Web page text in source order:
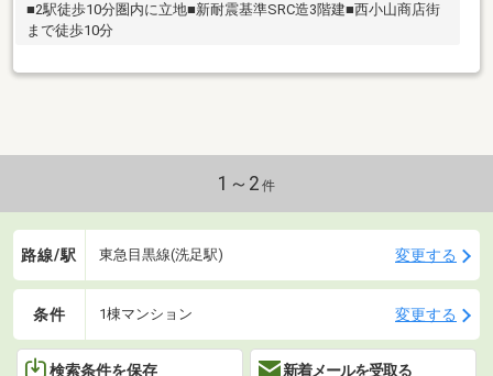
■2駅徒歩10分圏内に立地■新耐震基準SRC造3階建■西小山商店街
まで徒歩10分
1～2 件
路線/駅 東急目黒線(洗足駅) 変更する
条件 1棟マンション 変更する
検索条件を保存 新着メールを受取る